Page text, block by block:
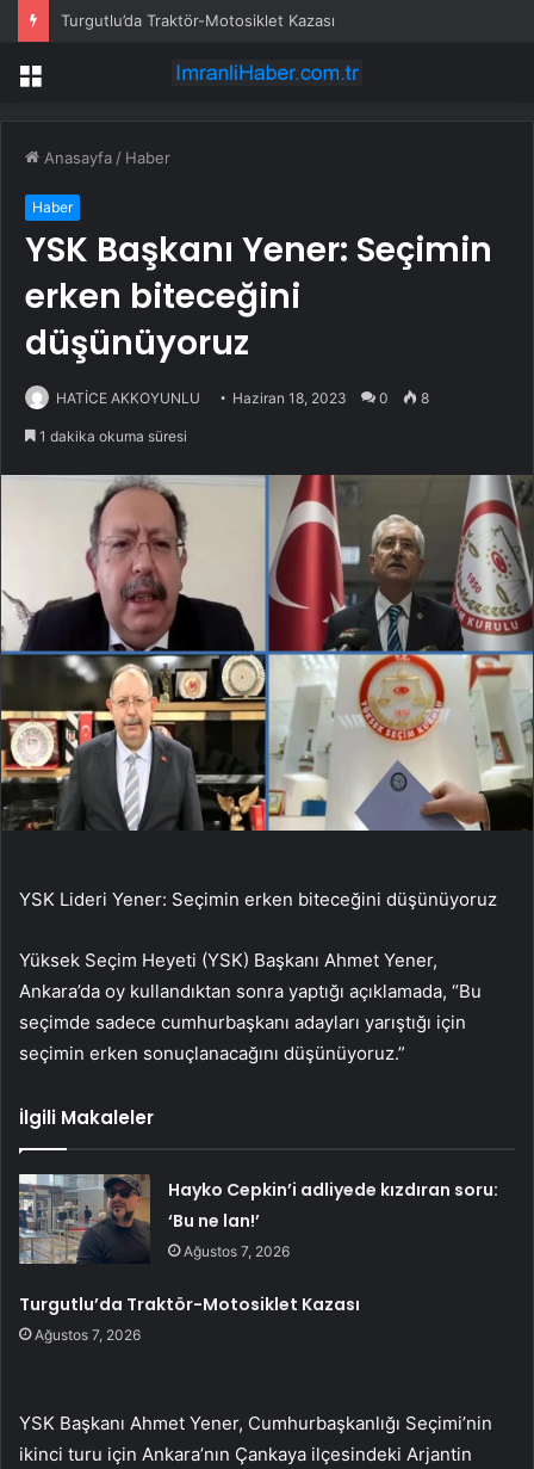
Turgutlu’da Traktör-Motosiklet Kazası
Menü
Anasayfa / Haber
Haber
YSK Başkanı Yener: Seçimin
erken biteceğini
düşünüyoruz
HATİCE AKKOYUNLU Haziran 18, 2023 0 8
1 dakika okuma süresi
YSK Lideri Yener: Seçimin erken biteceğini düşünüyoruz
Yüksek Seçim Heyeti (YSK) Başkanı Ahmet Yener,
Ankara’da oy kullandıktan sonra yaptığı açıklamada, “Bu
seçimde sadece cumhurbaşkanı adayları yarıştığı için
seçimin erken sonuçlanacağını düşünüyoruz.”
İlgili Makaleler
Hayko Cepkin’i adliyede kızdıran soru:
‘Bu ne lan!’
Ağustos 7, 2026
Turgutlu’da Traktör-Motosiklet Kazası
Ağustos 7, 2026
YSK Başkanı Ahmet Yener, Cumhurbaşkanlığı Seçimi’nin
ikinci turu için Ankara’nın Çankaya ilçesindeki Arjantin